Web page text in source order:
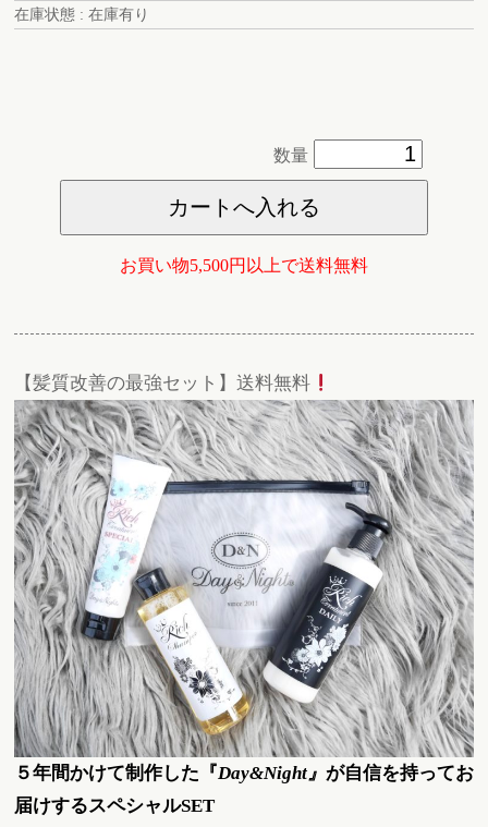
在庫状態 : 在庫有り
数量
お買い物5,500円以上で送料無料
【髪質改善の最強セット】送料無料
５年間かけて制作した『Day&Night』 が自信を持ってお
届けするスペシャルSET